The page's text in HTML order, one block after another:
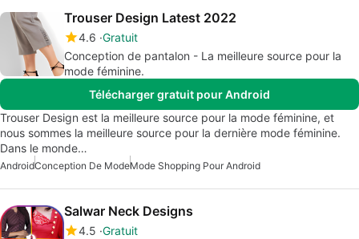
Trouser Design Latest 2022
4.6 Gratuit
Conception de pantalon - La meilleure source pour la
mode féminine.
Télécharger gratuit pour Android
Trouser Design est la meilleure source pour la mode féminine, et
nous sommes la meilleure source pour la dernière mode féminine.
Dans le monde…
AndroidConception De ModeMode Shopping Pour Android
Salwar Neck Designs
4.5 Gratuit